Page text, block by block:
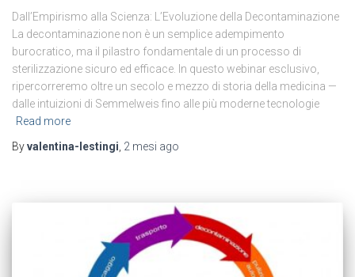
Dall’Empirismo alla Scienza: L’Evoluzione della Decontaminazione
La decontaminazione non è un semplice adempimento
burocratico, ma il pilastro fondamentale di un processo di
sterilizzazione sicuro ed efficace. In questo webinar esclusivo,
ripercorreremo oltre un secolo e mezzo di storia della medicina —
dalle intuizioni di Semmelweis fino alle più moderne tecnologie
Read more
Byvalentina-lestingi 2 mesi ago